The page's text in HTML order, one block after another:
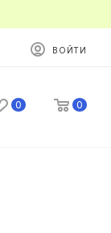
ВОЙТИ
0 0